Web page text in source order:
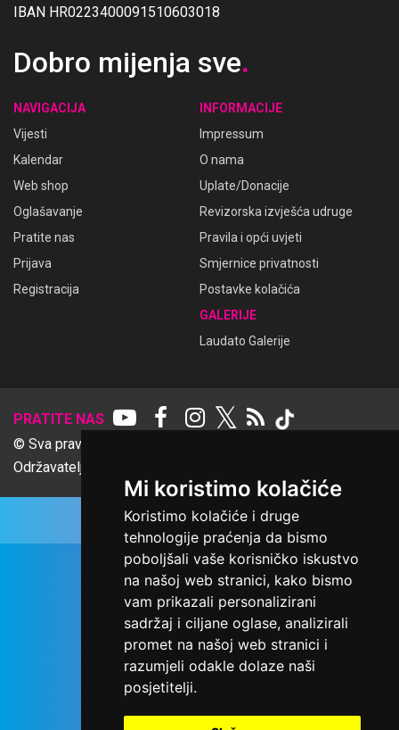
Mi koristimo kolačiće
Koristimo kolačiće i druge
tehnologije praćenja da bismo
poboljšali vaše korisničko iskustvo
na našoj web stranici, kako bismo
vam prikazali personalizirani
sadržaj i ciljane oglase, analizirali
promet na našoj web stranici i
razumjeli odakle dolaze naši
posjetitelji.
IBAN HR0223400091510603018
Dobro mijenja sve.
NAVIGACIJA
Vijesti
Kalendar
Web shop
Oglašavanje
Pratite nas
Prijava
Registracija
INFORMACIJE
Impressum
O nama
Uplate/Donacije
Revizorska izvješća udruge
Pravila i opći uvjeti
Smjernice privatnosti
Postavke kolačića
GALERIJE
Laudato Galerije
PRATITE NAS 𝕏
© Sva prava pridržana Udruga Ime dobrote
Održavatelj Netcom d.o.o., Riva 6, Rijeka